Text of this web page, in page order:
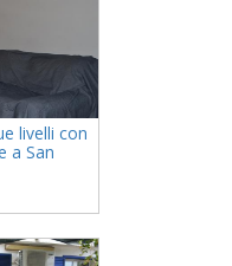
livelli con
a San